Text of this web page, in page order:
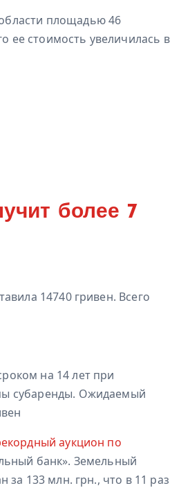
площадью 46
ее стоимость увеличилась в
более 7
14740 гривен. Всего
на 14 лет при
субаренды. Ожидаемый
аукцион по
банк». Земельный
за 133 млн. грн., что в 11 раз